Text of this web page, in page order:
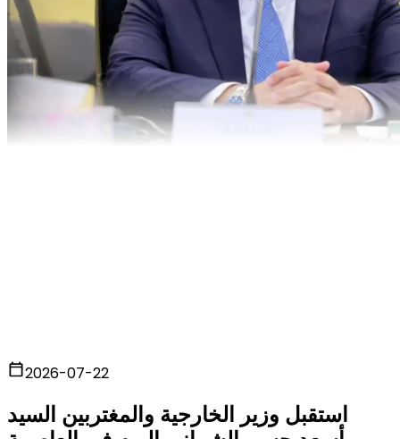
2026-07-22
استقبل وزير الخارجية والمغتربين السيد